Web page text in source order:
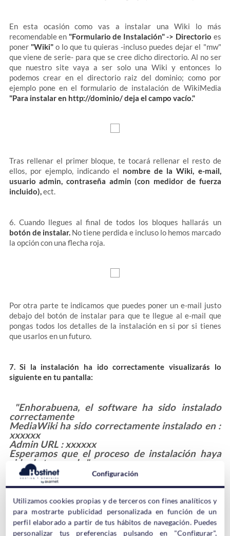
En esta ocasión como vas a instalar una Wiki lo más
recomendable en "Formulario de Instalación" -> Directorio es
poner "Wiki" o lo que tu quieras -incluso puedes dejar el "mw"
que viene de serie- para que se cree dicho directorio. Al no ser
que nuestro site vaya a ser solo una Wiki y entonces lo
podemos crear en el directorio raiz del dominio; como por
ejemplo pone en el formulario de instalación de WikiMedia
"Para instalar en http://dominio/ deja el campo vacío."
Tras rellenar el primer bloque, te tocará rellenar el resto de
ellos, por ejemplo, indicando el nombre de la Wiki, e-mail,
usuario admin, contraseña admin (con medidor de fuerza
incluido),ect.
6. Cuando llegues al final de todos los bloques hallarás un
botón de instalar.No tiene perdida e incluso lo hemos marcado
la opción con una flecha roja.
Por otra parte te indicamos que puedes poner un e-mail justo
debajo del botón de instalar para que te llegue al e-mail que
pongas todos los detalles de la instalación en si por si tienes
que usarlos en un futuro.
7. Si la instalación ha ido correctamente visualizarás lo
siguiente en tu pantalla:
"Enhorabuena, el software ha sido instalado
correctamente
MediaWiki ha sido correctamente instalado en :
xxxxxx
Admin URL : xxxxxx
Esperamos que el proceso de instalación haya
sido de tu agrado."
Configuración
Utilizamos cookies propias y de terceros con fines analíticos y
para mostrarte publicidad personalizada en función de un
perfil elaborado a partir de tus hábitos de navegación. Puedes
personalizar tus preferencias pulsando en "Configurar",